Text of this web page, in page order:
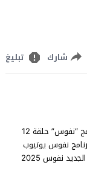
شارك تبليغ
برنامج نفوس الحلقة 12 كاملة مشاهدة وتنزيل برنامج “نفوس” حلقة 12
حسني، شاهد الحلقة 12 من برنامج نفوس يوتيوب
ديلي موشن مجاناً، وتعرض حلقات البرنامج المصري الجديد نفوس 2025